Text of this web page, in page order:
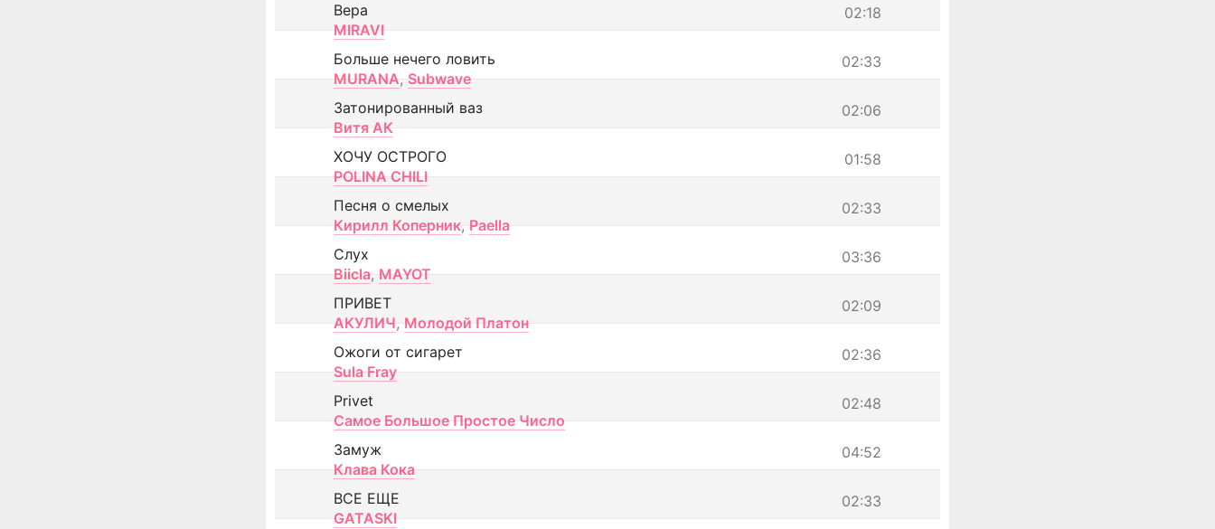
02:18
Вера
MIRAVI
02:33
Больше нечего ловить
MURANA, Subwave
02:06
Затонированный ваз
Витя АК
01:58
ХОЧУ ОСТРОГО
POLINA CHILI
02:33
Песня о смелых
Кирилл Коперник, Paella
03:36
Слух
Biicla, MAYOT
02:09
ПРИВЕТ
АКУЛИЧ, Молодой Платон
02:36
Ожоги от сигарет
Sula Fray
02:48
Privet
Самое Большое Простое Число
04:52
Замуж
Клава Кока
02:33
ВСЕ ЕЩЕ
GATASKI